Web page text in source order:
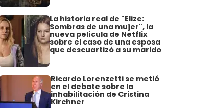
La historia real de "Elize:
Sombras de una mujer", la
nueva película de Netflix
sobre el caso de una esposa
que descuartizó a su marido
Ricardo Lorenzetti se metió
en el debate sobre la
inhabilitación de Cristina
Kirchner